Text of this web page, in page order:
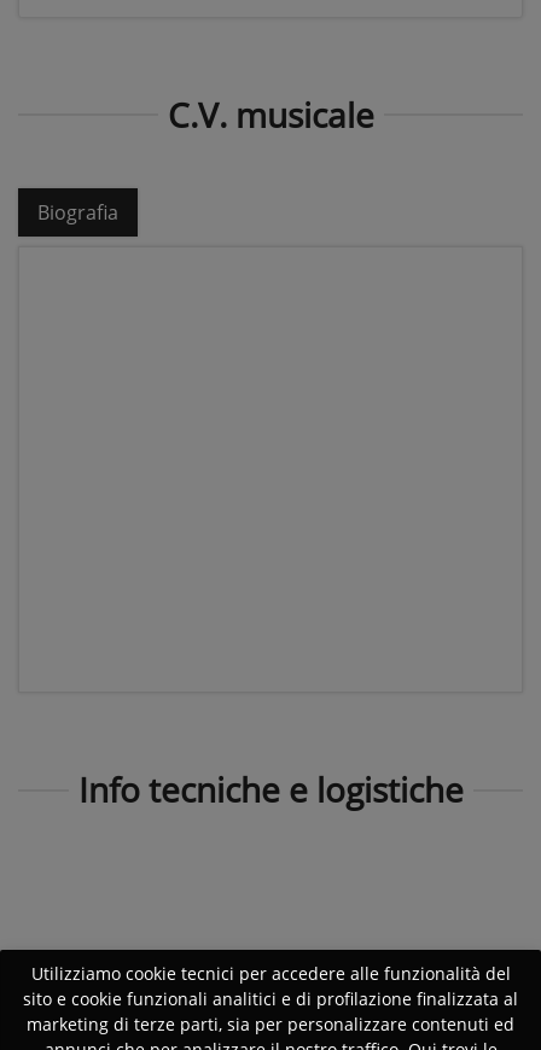
C.V. musicale
Biografia
Info tecniche e logistiche
Utilizziamo cookie tecnici per accedere alle funzionalità del
sito e cookie funzionali analitici e di profilazione finalizzata al
marketing di terze parti, sia per personalizzare contenuti ed